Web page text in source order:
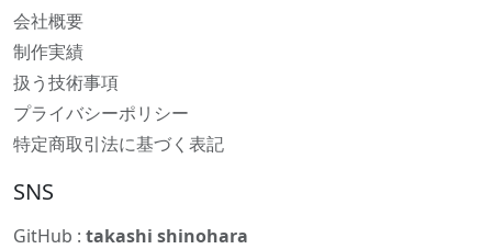
会社概要
制作実績
扱う技術事項
プライバシーポリシー
特定商取引法に基づく表記
SNS
GitHub : takashi shinohara